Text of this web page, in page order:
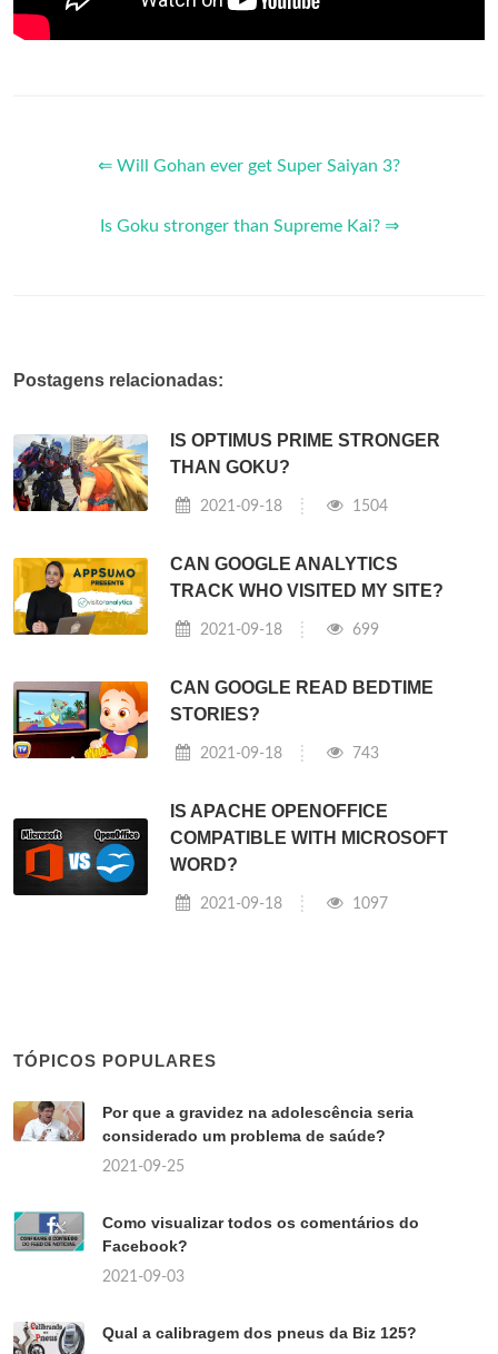
⇐ Will Gohan ever get Super Saiyan 3?
Is Goku stronger than Supreme Kai? ⇒
Postagens relacionadas:
IS OPTIMUS PRIME STRONGER
THAN GOKU?
2021-09-18 1504
CAN GOOGLE ANALYTICS
TRACK WHO VISITED MY SITE?
2021-09-18 699
CAN GOOGLE READ BEDTIME
STORIES?
2021-09-18 743
IS APACHE OPENOFFICE
COMPATIBLE WITH MICROSOFT
WORD?
2021-09-18 1097
TÓPICOS POPULARES
Por que a gravidez na adolescência seria
considerado um problema de saúde?
2021-09-25
Como visualizar todos os comentários do
Facebook?
2021-09-03
Qual a calibragem dos pneus da Biz 125?